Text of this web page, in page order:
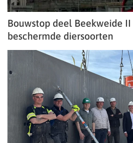
Bouwstop deel Beekweide
beschermde diersoorten